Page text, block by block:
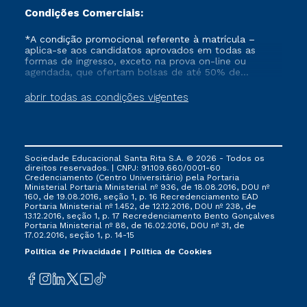
Condições Comerciais:
abrir todas as condições vigentes
*A condição promocional referente à matrícula –
aplica-se aos candidatos aprovados em todas as
formas de ingresso, exceto na prova on-line ou
agendada, que ofertam bolsas de até 50% de
que ainda não tenham efetivado e/ou não tenham
cancelado ou trancado sua matrícula em uma das
FIES, Prouni e outros programas governamentais, e
não se acumula com nenhuma outra campanha
ofertada pela Instituição.
Sociedade Educacional Santa Rita S.A. © 2026 - Todos os
direitos reservados. | CNPJ: 91.109.660/0001-60
Credenciamento (Centro Universitário) pela Portaria
Ministerial Portaria Ministerial nº 936, de 18.08.2016, DOU nº
160, de 19.08.2016, seção 1, p. 16 Recredenciamento EAD
Portaria Ministerial nº 1.452, de 12.12.2016, DOU nº 238, de
13.12.2016, seção 1, p. 17 Recredenciamento Bento Gonçalves
Portaria Ministerial nº 88, de 16.02.2016, DOU nº 31, de
17.02.2016, seção 1, p. 14-15
Política de Privacidade
Política de Cookies